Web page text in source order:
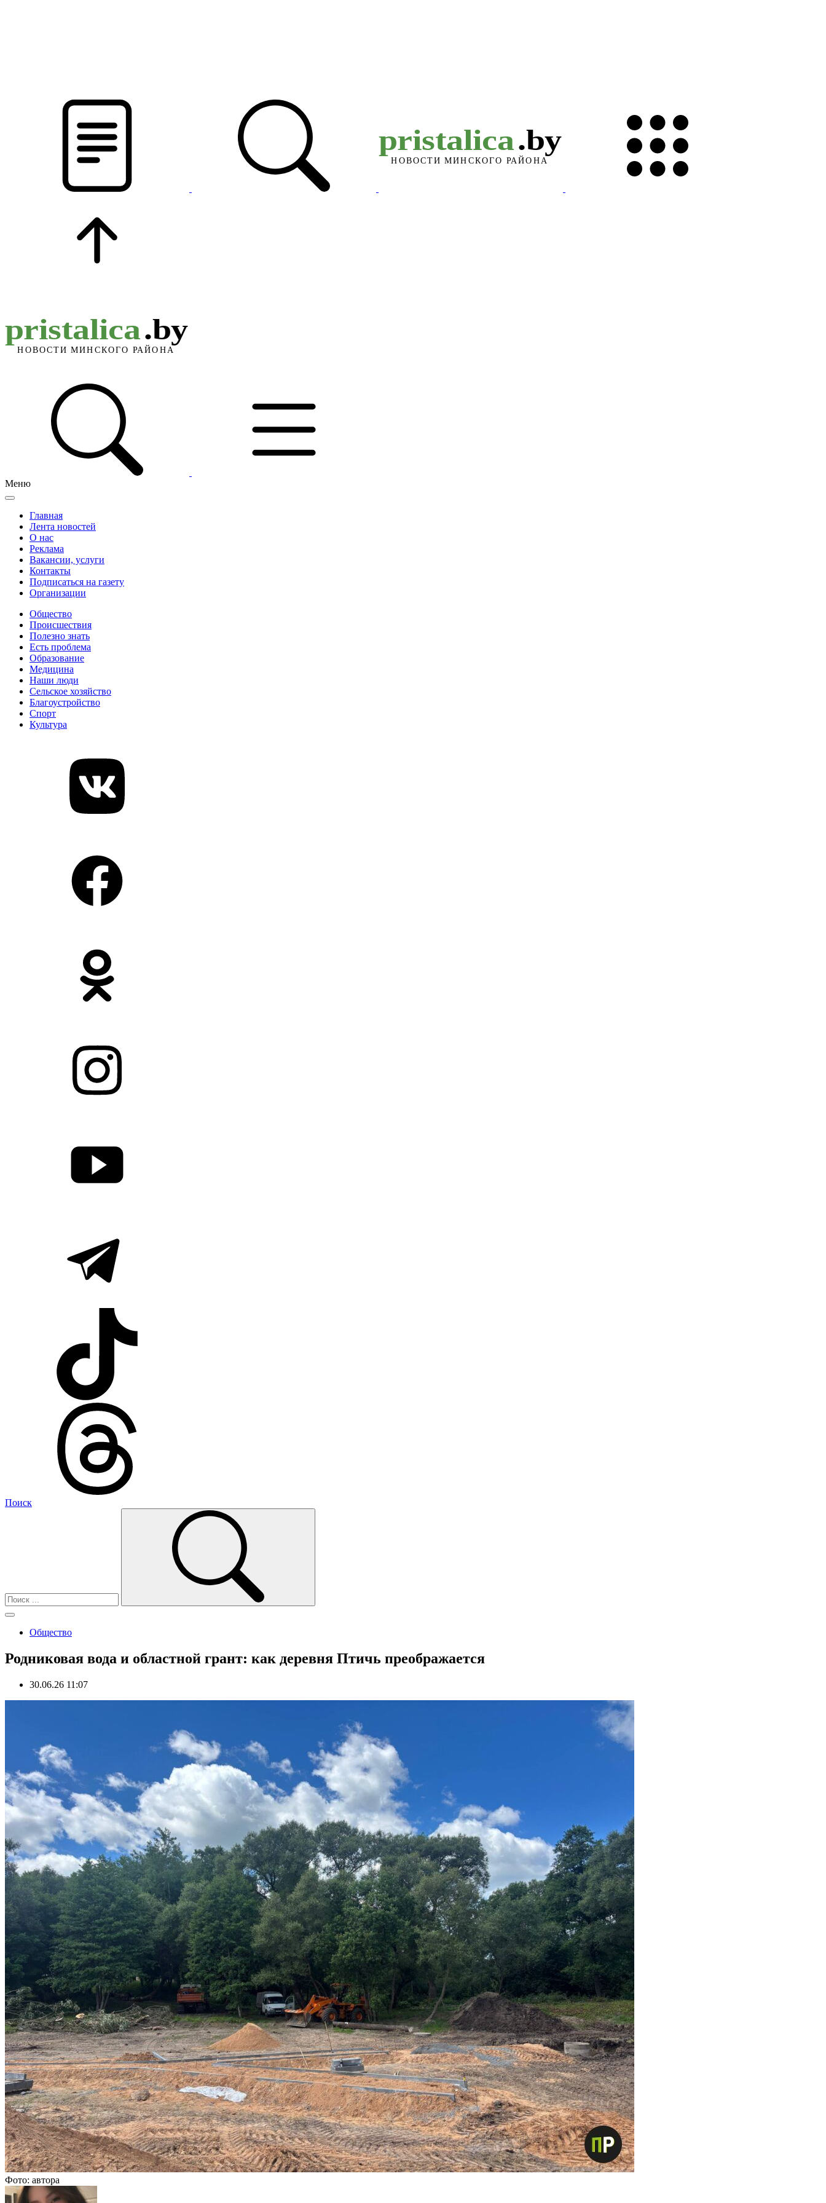
Меню
Главная
Лента новостей
О нас
Реклама
Вакансии, услуги
Контакты
Подписаться на газету
Организации
Общество
Происшествия
Полезно знать
Есть проблема
Образование
Медицина
Наши люди
Сельское хозяйство
Благоустройство
Спорт
Культура
Поиск
Общество
Родниковая вода и областной грант: как деревня Птичь преображается
30.06.26 11:07
Фото: автора